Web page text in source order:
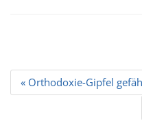
Beitrags
Navigation
« Orthodoxie-Gipfel